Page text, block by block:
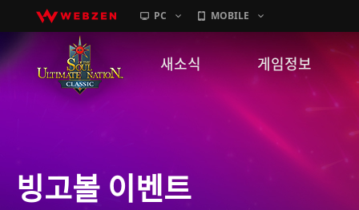
PC MOBILE
새소식
GM노트
게임정보
캐릭터소개
빙고볼 이벤트